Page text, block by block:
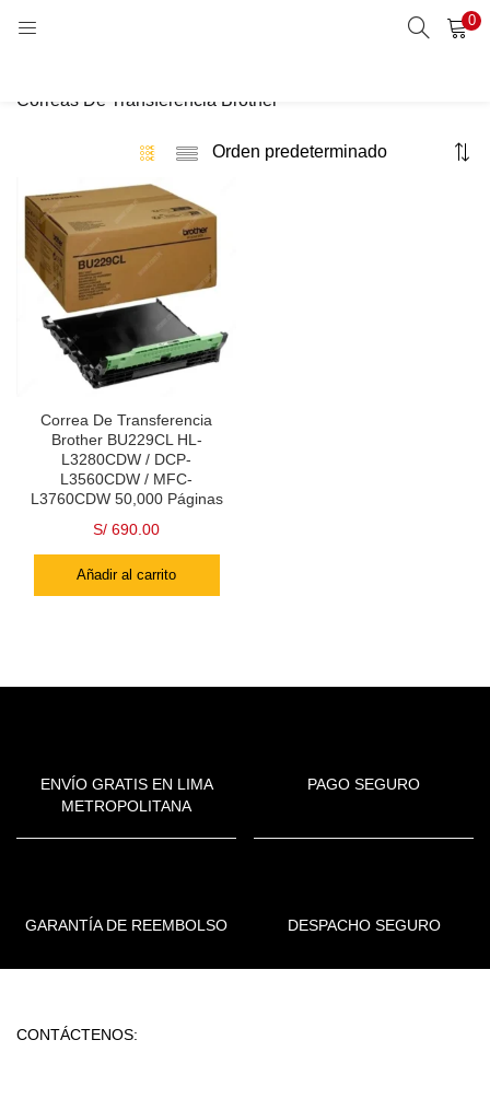
0
Buscar
Correas De Transferencia Brother
Correa De Transferencia
Brother BU229CL HL-
L3280CDW / DCP-
L3560CDW / MFC-
L3760CDW 50,000 Páginas
S/ 690.00
Añadir al carrito
ENVÍO GRATIS EN LIMA
METROPOLITANA
PAGO SEGURO
GARANTÍA DE REEMBOLSO DESPACHO SEGURO
CONTÁCTENOS:
Enter your username and password to login.
Remember me